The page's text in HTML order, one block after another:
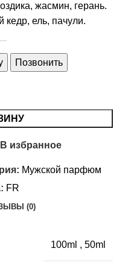
жасмин, герань.
ель, пачули.
Позвонить
В избранное
Мужской парфюм
FR
(0)
100ml , 50ml